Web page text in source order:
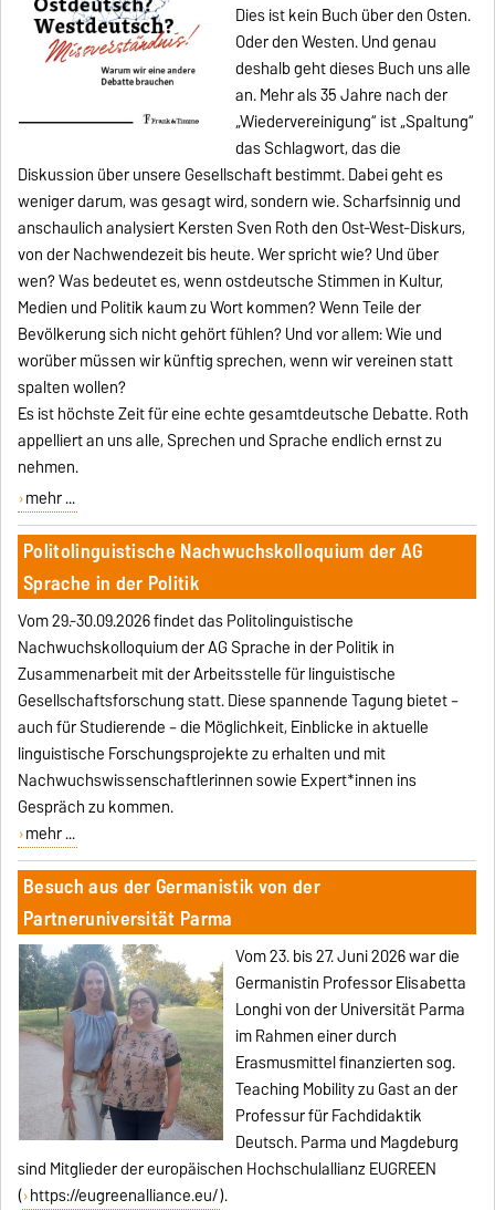
Dies ist kein Buch über den Osten.
Oder den Westen. Und genau
deshalb geht dieses Buch uns alle
an. Mehr als 35 Jahre nach der
„Wiedervereinigung“ ist „Spaltung“
das Schlagwort, das die
Diskussion über unsere Gesell­schaft bestimmt. Dabei geht es
weniger darum, was gesagt wird, sondern wie. Scharfsinnig und
anschaulich analysiert Kersten Sven Roth den Ost-West-Diskurs,
von der Nachwendezeit bis heute. Wer spricht wie? Und über
wen? Was bedeutet es, wenn ostdeutsche Stimmen in Kultur,
Medien und Politik kaum zu Wort kommen? Wenn Teile der
Bevölkerung sich nicht gehört fühlen? Und vor allem: Wie und
worüber müssen wir künftig sprechen, wenn wir vereinen statt
spalten wollen?
Es ist höchste Zeit für eine echte gesamtdeutsche Debatte. Roth
appelliert an uns alle, Sprechen und Sprache endlich ernst zu
nehmen.
mehr ...
Politolinguistische Nachwuchskolloquium der AG
Sprache in der Politik
Vom 29.-30.09.2026 findet das Politolinguistische
Nachwuchskolloquium der AG Sprache in der Politik in
Zusammenarbeit mit der Arbeitsstelle für linguistische
Gesellschaftsforschung statt. Diese spannende Tagung bietet –
auch für Studierende – die Möglichkeit, Einblicke in aktuelle
linguistische Forschungsprojekte zu erhalten und mit
Nachwuchswissenschaftlerinnen sowie Expert*innen ins
Gespräch zu kommen.
mehr ...
Besuch aus der Germanistik von der
Partneruniversität Parma
Vom 23. bis 27. Juni 2026 war die
Germanistin Professor Elisabetta
Longhi von der Universität Parma
im Rahmen einer durch
Erasmusmittel finanzierten sog.
Teaching Mobility zu Gast an der
Professur für Fachdidaktik
Deutsch. Parma und Magdeburg
sind Mitglieder der europäischen Hochschulallianz EUGREEN
( https://eugreenalliance.eu/).